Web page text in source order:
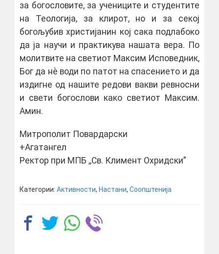
за богословите, за учениците и студентите
на Теологија, за клирот, но и за секој
богољубив христијанин кој сака подлабоко
да ја научи и практикува нашата вера. По
молитвите на светиот Максим Исповедник,
Бог да нѐ води по патот на спасението и да
издигне од нашите редови вакви ревносни
и свети богослови како светиот Максим.
Амин.
Митрополит Повардарски
+Агатангел
Ректор при МПБ ,,Св. Климент Охридски”
Категории: Активности, Настани, Соопштенија